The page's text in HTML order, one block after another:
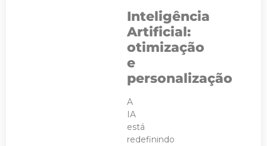
Inteligência
Artificial:
otimização
e
personalização
A
IA
está
redefinindo